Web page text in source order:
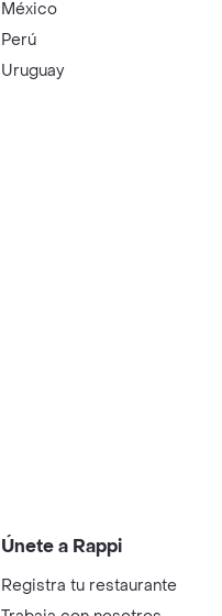
México
Perú
Uruguay
Únete a Rappi
Registra tu restaurante